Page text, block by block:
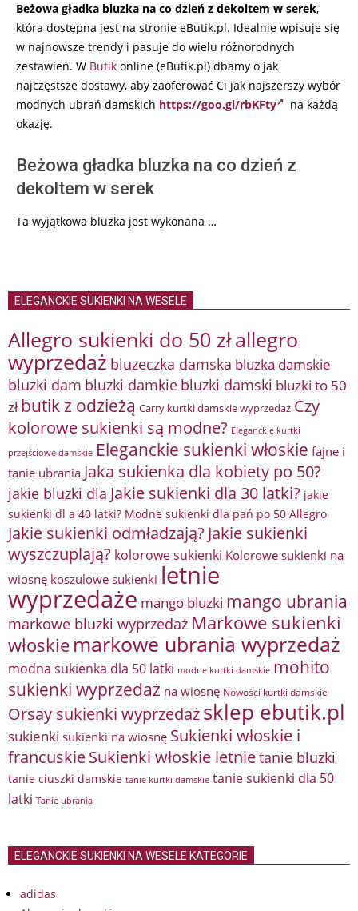
Beżowa gładka bluzka na co dzień z dekoltem w serek,
która dostępna jest na stronie eButik.pl. Idealnie wpisuje się
w najnowsze trendy i pasuje do wielu różnorodnych
zestawień. W Butik online (eButik.pl) dbamy o jak
najczęstsze dostawy, aby zaoferować Ci jak najszerszy wybór
modnych ubrań damskich https://goo.gl/rbKFty
na każdą
okazję.
Beżowa gładka bluzka na co dzień z
dekoltem w serek
Ta wyjątkowa bluzka jest wykonana …
ELEGANCKIE SUKIENKI NA WESELE
Allegro sukienki do 50 złallegro
wyprzedaż bluzeczka damska bluzka damskie
bluzki dam bluzki damkie bluzki damski bluzki to 50
zł butik z odzieżą Carry kurtki damskie wyprzedaż Czy
kolorowe sukienki są modne? Eleganckie kurtki
przejściowe damskie Eleganckie sukienki włoskie fajne i
tanie ubrania Jaka sukienka dla kobiety po 50?
jakie bluzki dla Jakie sukienki dla 30 latki? jakie
sukienki dl a 40 latki? Modne sukienki dla pań po 50 Allegro
Jakie sukienki odmładzają? Jakie sukienki
wyszczuplają? kolorowe sukienki Kolorowe sukienki na
wiosnę koszulowe sukienki letnie
wyprzedaże mango bluzki mango ubrania
markowe bluzki wyprzedaż Markowe sukienki
włoskie markowe ubrania wyprzedaż
modna sukienka dla 50 latki modne kurtki damskie mohito
sukienki wyprzedaż na wiosnę Nowości kurtki damskie
Orsay sukienki wyprzedażsklep ebutik.pl
sukienki sukienki na wiosnę Sukienki włoskie i
francuskieSukienki włoskie letnietanie bluzki
tanie ciuszki damskie tanie kurtki damskie tanie sukienki dla 50
latki Tanie ubrania
ELEGANCKIE SUKIENKI NA WESELE KATEGORIE
adidas